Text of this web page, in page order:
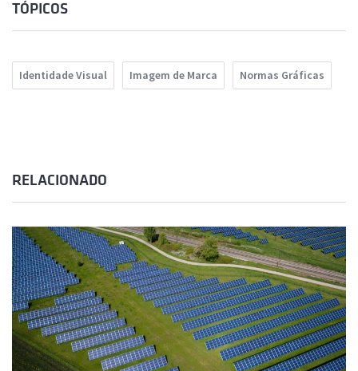
TÓPICOS
Identidade Visual Imagem de Marca Normas Gráficas
RELACIONADO